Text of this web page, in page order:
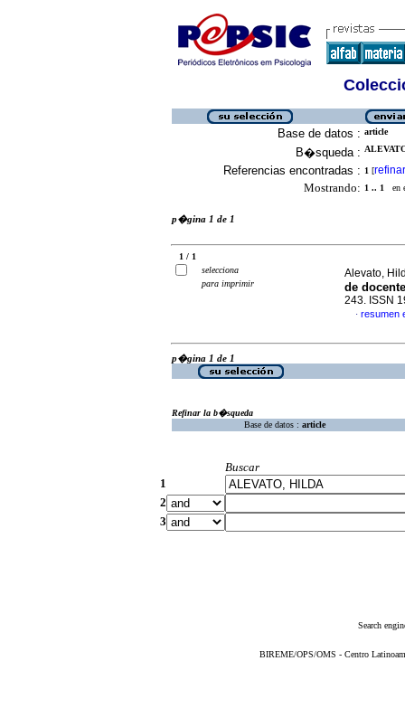
Base de datos : article
B�squeda :
Referencias encontradas : 1 [refinar
Mostrando: 1 .. 1 en
p�gina 1 de 1
1 / 1
selecciona
para imprimir
Alevato,
de
243. ISSN
· resumen
p�gina 1 de 1
Refinar la b�squeda
Base de datos : article
Buscar
1
2
3
Search
BIREME/OPS/OMS - Centro